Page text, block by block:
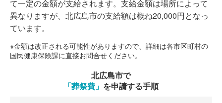
て一定の金額が支給されます。支給金額は場所によって
異なりますが、北広島市の支給額は概ね20,000円となっ
ています。
※金額は改正される可能性がありますので、詳細は各市区町村の
国民健康保険課に直接お問合せください。
北広島市で
「葬祭費」 を申請する手順